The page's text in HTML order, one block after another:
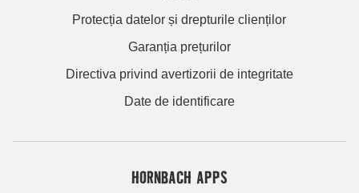
Protecția datelor și drepturile clienților
Garanția prețurilor
Directiva privind avertizorii de integritate
Date de identificare
HORNBACH APPS